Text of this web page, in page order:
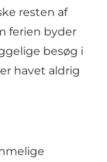
resten af
ferien byder
besøg i
havet aldrig